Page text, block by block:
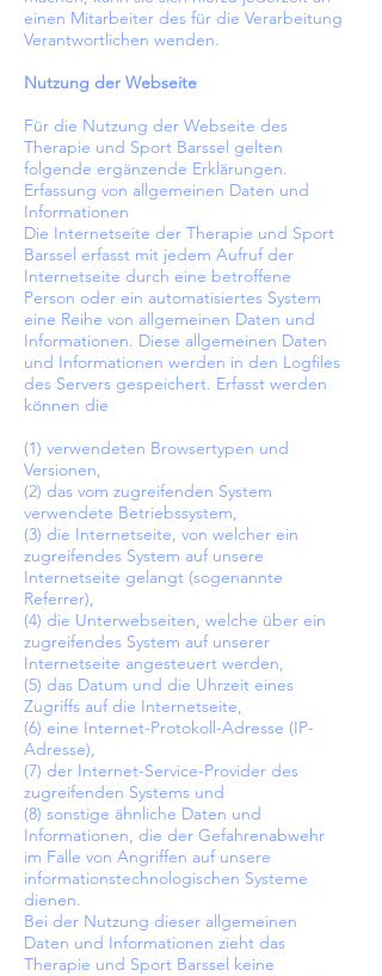
einen Mitarbeiter des für die Verarbeitung
Verantwortlichen wenden.
Nutzung der Webseite
Für die Nutzung der Webseite des
Therapie und Sport Barssel gelten
folgende ergänzende Erklärungen.
Erfassung von allgemeinen Daten und
Informationen
Die Internetseite der Therapie und Sport
Barssel erfasst mit jedem Aufruf der
Internetseite durch eine betroffene
Person oder ein automatisiertes System
eine Reihe von allgemeinen Daten und
Informationen. Diese allgemeinen Daten
und Informationen werden in den Logfiles
des Servers gespeichert. Erfasst werden
können die
(1) verwendeten Browsertypen und
Versionen,
(2) das vom zugreifenden System
verwendete Betriebssystem,
(3) die Internetseite, von welcher ein
zugreifendes System auf unsere
Internetseite gelangt (sogenannte
Referrer),
(4) die Unterwebseiten, welche über ein
zugreifendes System auf unserer
Internetseite angesteuert werden,
(5) das Datum und die Uhrzeit eines
Zugriffs auf die Internetseite,
(6) eine Internet-Protokoll-Adresse (IP-
Adresse),
(7) der Internet-Service-Provider des
zugreifenden Systems und
(8) sonstige ähnliche Daten und
Informationen, die der Gefahrenabwehr
im Falle von Angriffen auf unsere
informationstechnologischen Systeme
dienen.
Bei der Nutzung dieser allgemeinen
Daten und Informationen zieht das
Therapie und Sport Barssel keine